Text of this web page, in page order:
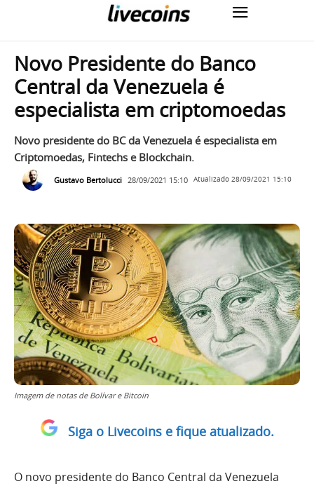
Novo Presidente do Banco
Central da Venezuela é
especialista em criptomoedas
Novo presidente do BC da Venezuela é especialista em
Criptomoedas, Fintechs e Blockchain.
Gustavo Bertolucci 28/09/2021 15:10 Atualizado 28/09/2021 15:10
Imagem de notas de Bolívar e Bitcoin
Siga o Livecoins e fique atualizado.
O novo presidente do Banco Central da Venezuela